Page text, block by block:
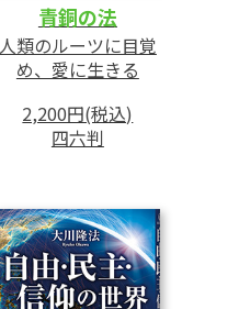
青銅の法
人類のルーツに目覚
め、愛に生きる
2,200円(税込)
四六判